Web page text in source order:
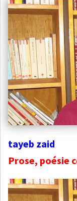
tayeb zaid
Prose, poésie